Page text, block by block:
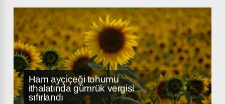
Ham ayçiçeği tohumu
ithalatında gümrük vergisi
sıfırlandı